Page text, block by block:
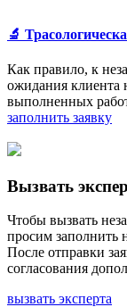
🔬
Как правило, к
ожидания клиента
выполненных
заполнить заявку
Вызвать
Чтобы вызвать
просим заполнить
После отправки
согласования
вызвать эксперта